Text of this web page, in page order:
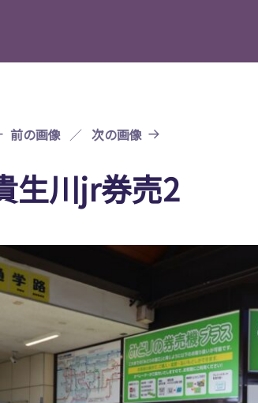
前の画像 次の画像
生川jr券売2